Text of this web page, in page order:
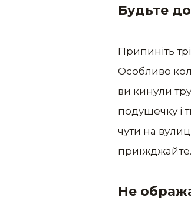
Будьте
Припиніть
Особливо
ви кинули
подушечку і
чути на
приїжджайте.
Не